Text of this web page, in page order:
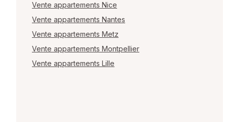
Vente appartements Nice
Vente appartements Nantes
Vente appartements Metz
Vente appartements Montpellier
Vente appartements Lille